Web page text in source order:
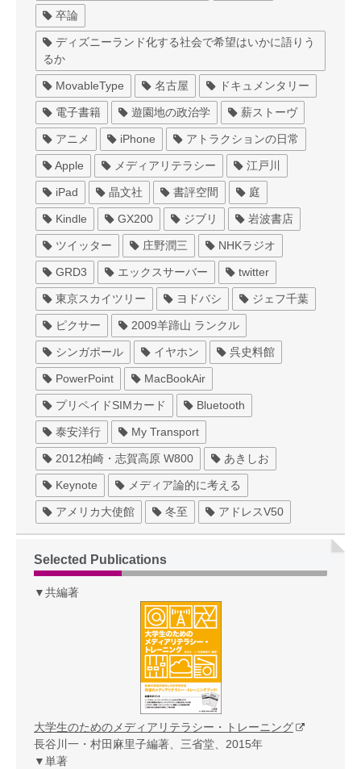
卒論
ディズニーランド化する社会で希望はいかに語りう
るか
MovableType 名古屋 ドキュメンタリー
電子書籍 遊園地の政治学 薪ストーヴ
アニメ iPhone アトラクションの日常
Apple メディアリテラシー 江戸川
iPad 晶文社 書評空間 庭
Kindle GX200 ジブリ 岩波書店
ツイッター 庄野潤三 NHKラジオ
GRD3 エックスサーバー twitter
東京スカイツリー ヨドバシ ジェフ千葉
ピクサー 2009羊蹄山 ランクル
シンガポール イヤホン 呉史料館
PowerPoint MacBookAir
プリペイドSIMカード Bluetooth
泰安洋行 My Transport
2012柏崎・志賀高原 W800 あきしお
Keynote メディア論的に考える
アメリカ大使館 冬至 アドレスV50
Selected Publications
▼共編著
大学生のためのメディアリテラシー・トレーニング
長谷川一・村田麻里子編著、三省堂、2015年
▼単著